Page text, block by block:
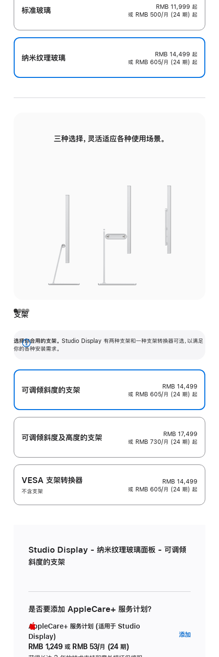
标准玻璃 RMB 11,999 起
或 RMB 500/月 (24 期) 起
纳米纹理玻璃 RMB 14,499 起
或 RMB 605/月 (24 期) 起
三种选择，灵活适应各种使用场景。
支架
选择你合用的支架。 Studio Display 有两种支架和一种支架转换器可选，以满足
你的各种安装需求。
展
可调倾斜度的支架
RMB 14,499
或 RMB 605/月 (24 期) 起
可调倾斜度及高‍度的支‍架
RMB 17,499
或 RMB 730/月 (24 期) 起
VESA 支架转换器
不含支架
RMB 14,499
或 RMB 605/月 (24 期) 起
Studio Display - 纳米纹理玻璃面板 - 可调倾
斜度的支架
是否要添加 AppleCare+ 服务计划？
AppleCare+ 服务计划 (适用于 Studio
Display)
RMB 1,249 或 RMB 53/月 (24 期)
添加